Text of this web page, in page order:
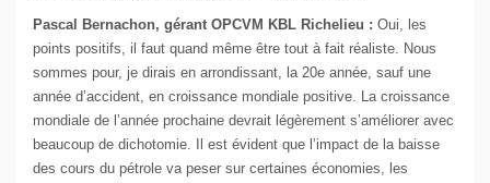
Pascal Bernachon, gérant OPCVM KBL Richelieu : Oui, les
points positifs, il faut quand même être tout à fait réaliste. Nous
sommes pour, je dirais en arrondissant, la 20e année, sauf une
année d’accident, en croissance mondiale positive. La croissance
mondiale de l’année prochaine devrait légèrement s’améliorer avec
beaucoup de dichotomie. Il est évident que l’impact de la baisse
des cours du pétrole va peser sur certaines économies, les